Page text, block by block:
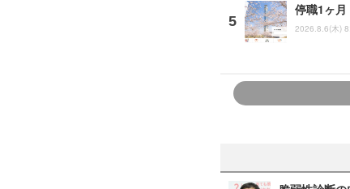
停職1ヶ
2026.8.6(木)